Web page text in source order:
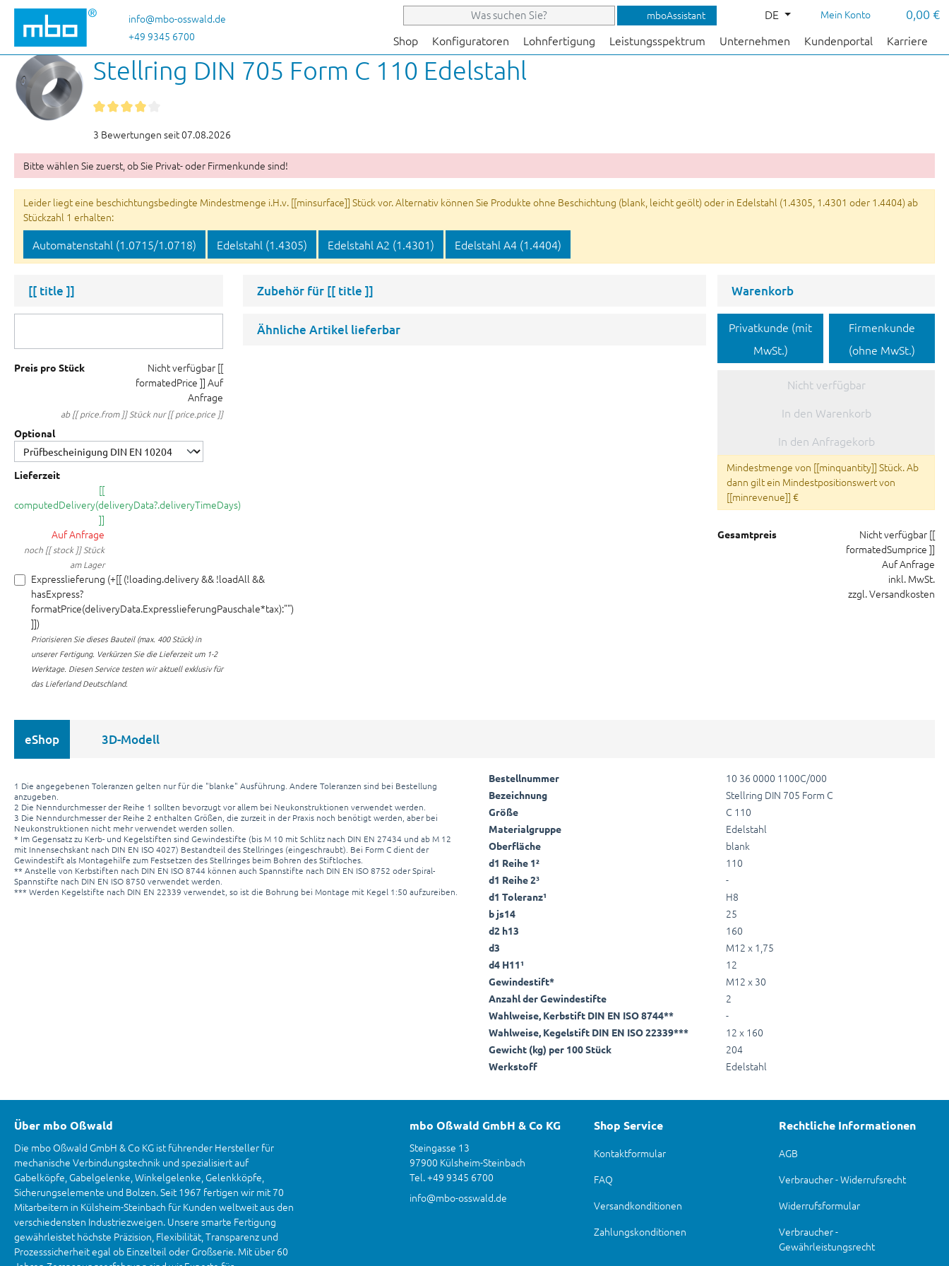
Hauptinhalt springen
Zur Suche springen
Zur Hauptnavigation springeninfo@mbo-osswald.de
+49 9345 6700
mboAssistant DE Mein Konto 0,00 €
Shop Konfiguratoren Lohnfertigung Leistungsspektrum Unternehmen Kundenportal Karriere
Stellring DIN 705 Form C 110 Edelstahl
3 Bewertungen seit 07.08.2026
Bitte wählen Sie zuerst, ob Sie Privat- oder Firmenkunde sind!
Leider liegt eine beschichtungsbedingte Mindestmenge i.H.v. [[minsurface]] Stück vor. Alternativ können Sie Produkte ohne Beschichtung (blank, leicht geölt) oder in Edelstahl (1.4305, 1.4301 oder 1.4404) ab
Stückzahl 1 erhalten:
Automatenstahl (1.0715/1.0718) Edelstahl (1.4305) Edelstahl A2 (1.4301) Edelstahl A4 (1.4404)
[[ title ]]
Preis pro Stück Nicht verfügbar [[
formatedPrice ]] Auf
Anfrage
ab [[ price.from ]] Stück nur [[ price.price ]]
Optional
Lieferzeit
[[
computedDelivery(deliveryData?.deliveryTimeDays)
]]
Auf Anfrage
noch [[ stock ]] Stück
am Lager
Expresslieferung (+[[ (!loading.delivery && !loadAll &&
hasExpress?
formatPrice(deliveryData.ExpresslieferungPauschale*tax):"")
]])
Priorisieren Sie dieses Bauteil (max. 400 Stück) in
unserer Fertigung. Verkürzen Sie die Lieferzeit um 1-2
Werktage. Diesen Service testen wir aktuell exklusiv für
das Lieferland Deutschland.
Zubehör für [[ title ]]
Ähnliche Artikel lieferbar
Warenkorb
Privatkunde (mit
MwSt.)
Firmenkunde
(ohne MwSt.)
Nicht verfügbar
In den Warenkorb
In den Anfragekorb
Mindestmenge von [[minquantity]] Stück. Ab
dann gilt ein Mindestpositionswert von
[[minrevenue]] €
Gesamtpreis Nicht verfügbar [[
formatedSumprice ]]
Auf Anfrage
inkl. MwSt.
zzgl. Versandkosten
eShop 3D-Modell
1 Die angegebenen Toleranzen gelten nur für die "blanke" Ausführung. Andere Toleranzen sind bei Bestellung
anzugeben.
2 Die Nenndurchmesser der Reihe 1 sollten bevorzugt vor allem bei Neukonstruktionen verwendet werden.
3 Die Nenndurchmesser der Reihe 2 enthalten Größen, die zurzeit in der Praxis noch benötigt werden, aber bei
Neukonstruktionen nicht mehr verwendet werden sollen.
* Im Gegensatz zu Kerb- und Kegelstiften sind Gewindestifte (bis M 10 mit Schlitz nach DIN EN 27434 und ab M 12
mit Innensechskant nach DIN EN ISO 4027) Bestandteil des Stellringes (eingeschraubt). Bei Form C dient der
Gewindestift als Montagehilfe zum Festsetzen des Stellringes beim Bohren des Stiftloches.
** Anstelle von Kerbstiften nach DIN EN ISO 8744 können auch Spannstifte nach DIN EN ISO 8752 oder Spiral-
Spannstifte nach DIN EN ISO 8750 verwendet werden.
*** Werden Kegelstifte nach DIN EN 22339 verwendet, so ist die Bohrung bei Montage mit Kegel 1:50 aufzureiben.
Bestellnummer 10 36 0000 1100C/000
Bezeichnung Stellring DIN 705 Form C
Größe C 110
Materialgruppe Edelstahl
Oberfläche blank
d1 Reihe 1² 110
d1 Reihe 2³ -
d1 Toleranz¹ H8
b js14 25
d2 h13 160
d3 M12 x 1,75
d4 H11¹ 12
Gewindestift* M12 x 30
Anzahl der Gewindestifte 2
Wahlweise, Kerbstift DIN EN ISO 8744** -
Wahlweise, Kegelstift DIN EN ISO 22339*** 12 x 160
Gewicht (kg) per 100 Stück 204
Werkstoff Edelstahl
Über mbo Oßwald
Die mbo Oßwald GmbH & Co KG ist führender Hersteller für
mechanische Verbindungstechnik und spezialisiert auf
Gabelköpfe, Gabelgelenke, Winkelgelenke, Gelenkköpfe,
Sicherungselemente und Bolzen. Seit 1967 fertigen wir mit 70
Mitarbeitern in Külsheim-Steinbach für Kunden weltweit aus den
verschiedensten Industriezweigen. Unsere smarte Fertigung
gewährleistet höchste Präzision, Flexibilität, Transparenz und
Prozesssicherheit egal ob Einzelteil oder Großserie. Mit über 60
mbo Oßwald GmbH & Co KG
Steingasse 13
97900 Külsheim-Steinbach
Tel. +49 9345 6700
info@mbo-osswald.de
Shop Service
Kontaktformular
FAQ
Versandkonditionen
Zahlungskonditionen
Rechtliche Informationen
AGB
Verbraucher - Widerrufsrecht
Widerrufsformular
Verbraucher -
Gewährleistungsrecht